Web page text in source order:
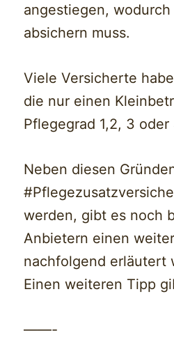
angestiegen,
absichern muss.
Viele Versicherte
die nur einen
Pflegegrad 1,2, 3
Neben diesen
werden, gibt es noch
Anbietern einen
nachfolgend erläutert
Einen weiteren Tipp
——-